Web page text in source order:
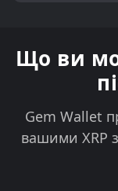
Що ви
Gem Wallet
вашими XRP